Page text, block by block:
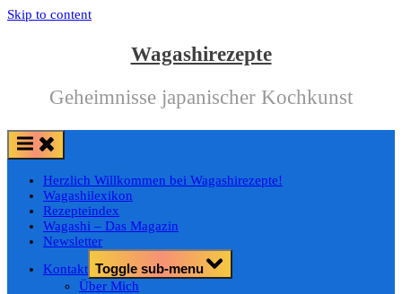
Skip to content
Wagashirezepte
Geheimnisse japanischer Kochkunst
Herzlich Willkommen bei Wagashirezepte!
Wagashilexikon
Rezepteindex
Wagashi – Das Magazin
Newsletter
Kontakt Toggle sub-menu
Über Mich